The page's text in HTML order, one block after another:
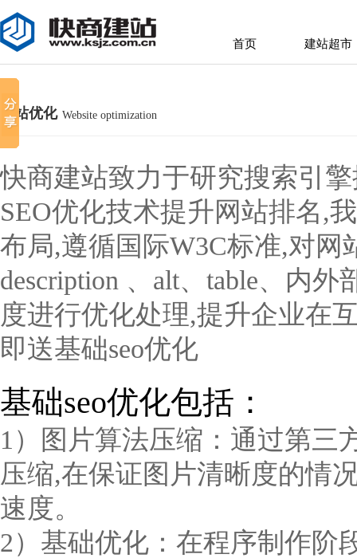
建站超市
建站超市
首页
首页
网站优化 Website optimization
快商建站致力于研究搜索引
SEO优化技术提升网站排名,
布局,遵循国际W3C标准,对网
description 、alt、table、内
度进行优化处理,提升企业在
即送基础seo优化
基础seo优化包括：
1）图片算法压缩：通过第三
压缩,在保证图片清晰度的情
速度。
2）基础优化：在程序制作阶